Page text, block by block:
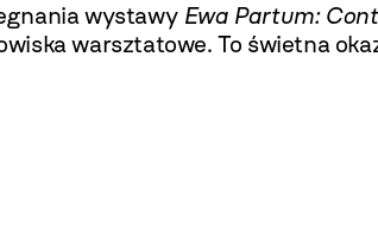
wystawy Ewa Partum:
warsztatowe. To świetna